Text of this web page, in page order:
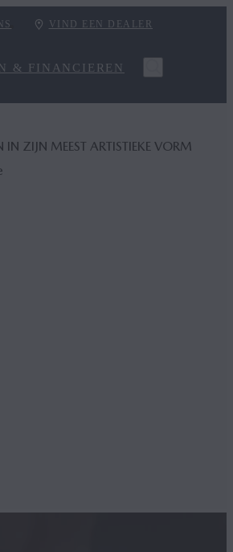
VIND EEN DEALER
& FINANCIEREN
IN ZIJN MEEST ARTISTIEKE VORM